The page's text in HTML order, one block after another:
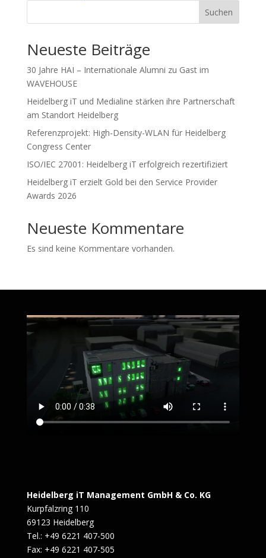
Suchen
Neueste Beiträge
30 Jahre HAI – Internationale Alumni zu Gast im
WAVEHOUSE
Heidelberg iT und Medialine stärken ihre Partnerschaft
am Standort Heidelberg
Referenzprojekt: High-Density-WLAN für Heidelberg
Congress Center
ISO/IEC 27001: Heidelberg iT erfolgreich rezertifiziert
Heidelberg iT erzielt Gold bei den Service Provider
Awards 2026
Neueste Kommentare
Es sind keine Kommentare vorhanden.
Heidelberg iT Management GmbH & Co. KG
Kurpfalzring 110
69123 Heidelberg
Tel.: +49 6221 407-500
Fax: +49 6221 407-505